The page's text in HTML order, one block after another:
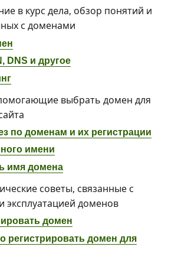
в курс дела, обзор понятий и
с доменами
DNS и другое
выбрать домен для
по доменам и их регистрации
имени
имя домена
советы, связанные с
эксплуатацией доменов
домен
регистрировать домен для